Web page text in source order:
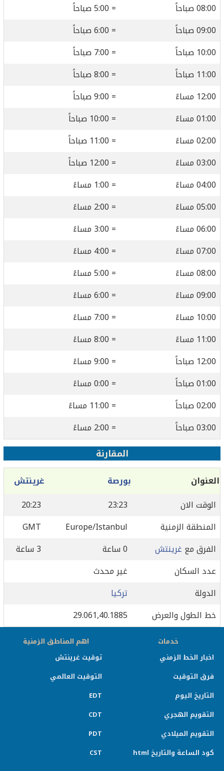
08:00 صباحاً
= 5:00 صباحاً
09:00 صباحاً
= 6:00 صباحاً
10:00 صباحاً
= 7:00 صباحاً
11:00 صباحاً
= 8:00 صباحاً
12:00 مساءً
= 9:00 صباحاً
01:00 مساءً
= 10:00 صباحاً
02:00 مساءً
= 11:00 صباحاً
03:00 مساءً
= 12:00 صباحاً
04:00 مساءً
= 1:00 مساءً
05:00 مساءً
= 2:00 مساءً
06:00 مساءً
= 3:00 مساءً
07:00 مساءً
= 4:00 مساءً
08:00 مساءً
= 5:00 مساءً
09:00 مساءً
= 6:00 مساءً
10:00 مساءً
= 7:00 مساءً
11:00 مساءً
= 8:00 مساءً
12:00 صباحاً
= 9:00 مساءً
01:00 صباحاً
= 0:00 مساءً
02:00 صباحاً
= 11:00 مساءً
03:00 صباحاً
= 2:00 مساءً
المقارنة
العنوان بورصة
غرينتش
الوقت الان
23:23
20:23
المنطقة الزمنية
Europe/Istanbul
GMT
الفرق مع غرينتش 0 ساعة
3 ساعة
عدد السكان
غير محدث
الدولة
تركيا
خط الطول والعرض
29.061,40.1885
خدمات
اخبار الخط الزمني
فرق التوقيت
التاريخ اليوم
التقويم الهجري
التقويم الميلادي
كود الساعة والتاريخ html
اهم المناطق الزمنية
توقيت غرينتش
التوقيت العالمي
EDT
CDT
PDT
CST